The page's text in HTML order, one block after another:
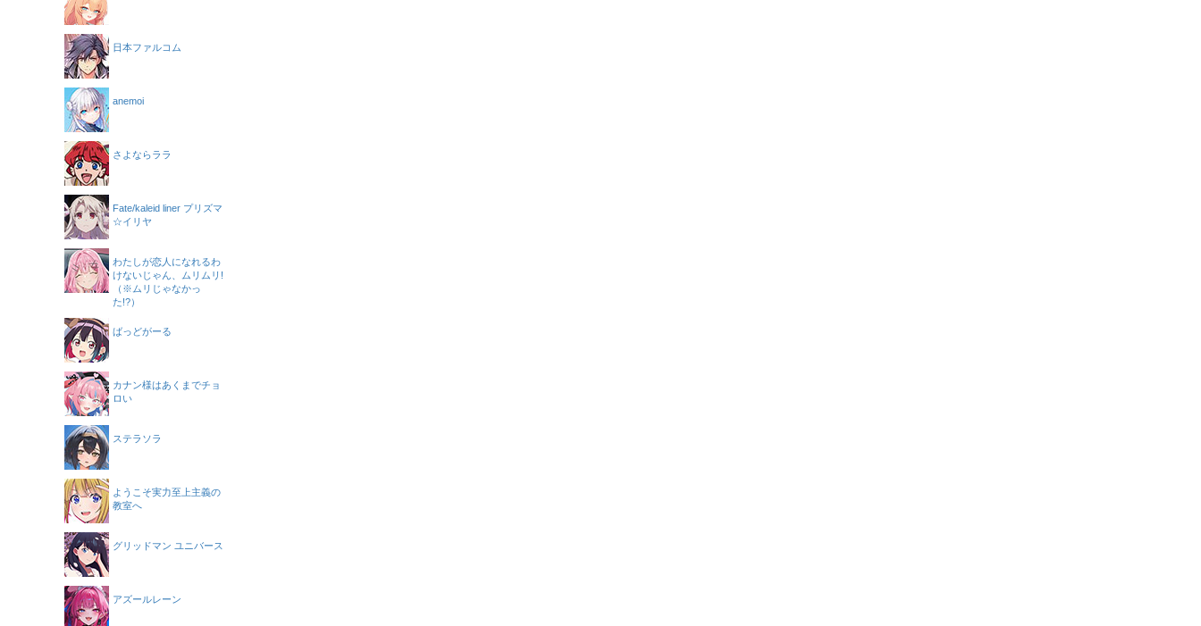
日本ファルコム
anemoi
さよならララ
Fate/kaleid liner プリズマ
☆イリヤ
わたしが恋人になれるわ
けないじゃん、ムリムリ!
（※ムリじゃなかっ
た!?）
ばっどがーる
カナン様はあくまでチョ
ロい
ステラソラ
ようこそ実力至上主義の
教室へ
グリッドマン ユニバース
アズールレーン